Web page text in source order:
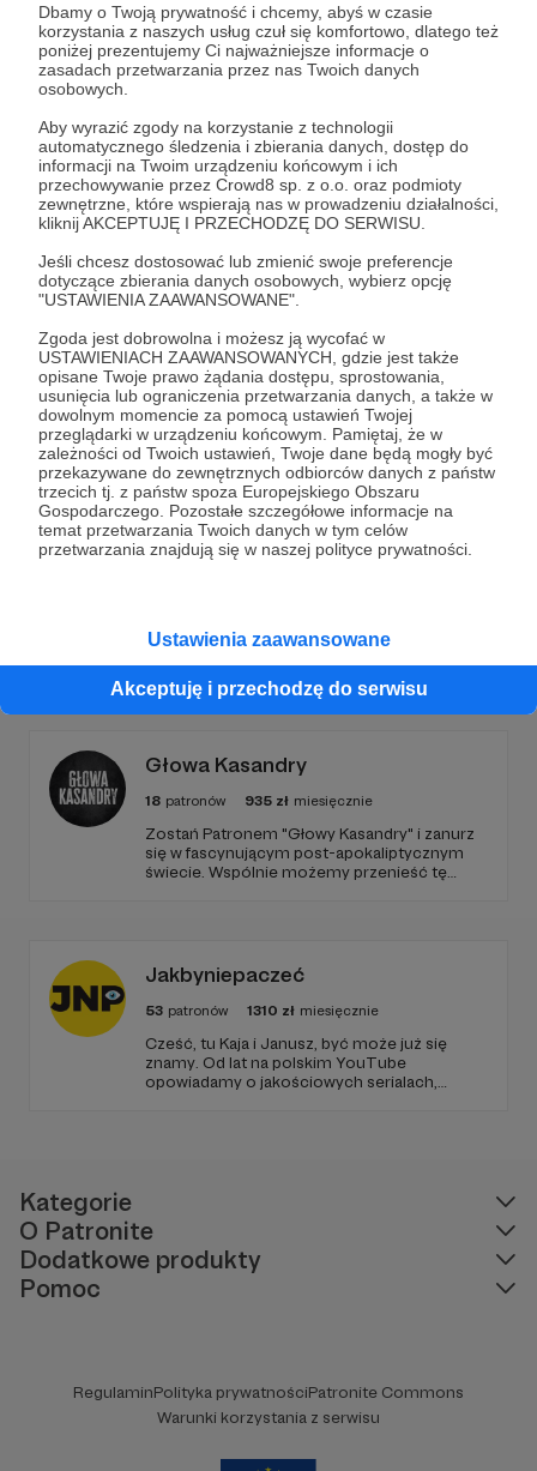
Dbamy o Twoją prywatność i chcemy, abyś w czasie
korzystania z naszych usług czuł się komfortowo, dlatego też
poniżej prezentujemy Ci najważniejsze informacje o
zasadach przetwarzania przez nas Twoich danych
osobowych.
Aby wyrazić zgody na korzystanie z technologii
automatycznego śledzenia i zbierania danych, dostęp do
informacji na Twoim urządzeniu końcowym i ich
przechowywanie przez Crowd8 sp. z o.o. oraz podmioty
zewnętrzne, które wspierają nas w prowadzeniu działalności,
kliknij AKCEPTUJĘ I PRZECHODZĘ DO SERWISU.
Jeśli chcesz dostosować lub zmienić swoje preferencje
dotyczące zbierania danych osobowych, wybierz opcję
"USTAWIENIA ZAAWANSOWANE".
Zgoda jest dobrowolna i możesz ją wycofać w
USTAWIENIACH ZAAWANSOWANYCH, gdzie jest także
opisane Twoje prawo żądania dostępu, sprostowania,
usunięcia lub ograniczenia przetwarzania danych, a także w
dowolnym momencie za pomocą ustawień Twojej
przeglądarki w urządzeniu końcowym. Pamiętaj, że w
zależności od Twoich ustawień, Twoje dane będą mogły być
przekazywane do zewnętrznych odbiorców danych z państw
trzecich tj. z państw spoza Europejskiego Obszaru
Gospodarczego. Pozostałe szczegółowe informacje na
temat przetwarzania Twoich danych w tym celów
przetwarzania znajdują się w naszej polityce prywatności.
Ustawienia zaawansowane
Akceptuję i przechodzę do serwisu
biegłem przez taki szczyt jak Chełmiec nad Zebrzycami 🙂
Małe górki i niskie, ale za to bardzo biegowe i bez śniegu 🙂
Wczoraj głowa odpoczęła od zimy było bajecznie 👌
Dziękuję za wsparcie!
Chełmiec trening zima +2
Dołącz do grona Patronów!
Wesprzyj działalność AutoraRoman Ficekjuż teraz!
Zostań Patronem
Promowani autorzy
Głowa Kasandry
18 patronów 935 zł miesięcznie
​Zostań Patronem "Głowy Kasandry" i zanurz
się w fascynującym post-apokaliptycznym
świecie. Wspólnie możemy przenieść tę
Jakbyniepaczeć
53 patronów 1310 zł miesięcznie
Cześć, tu Kaja i Janusz, być może już się
znamy. Od lat na polskim YouTube
opowiadamy o jakościowych serialach,
Kategorie
O Patronite
Dodatkowe produkty
Pomoc
RegulaminPolityka prywatnościPatronite Commons
Warunki korzystania z serwisu